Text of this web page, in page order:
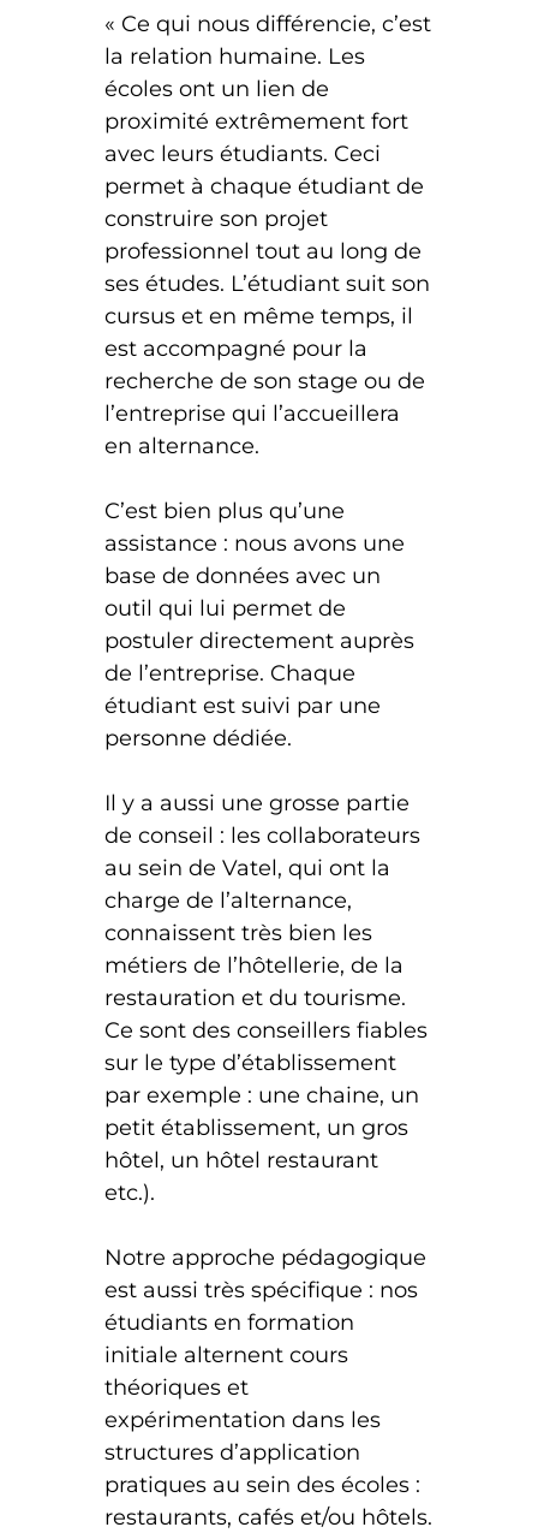
« Ce qui nous différencie, c’est
la relation humaine. Les
écoles ont un lien de
proximité extrêmement fort
avec leurs étudiants. Ceci
permet à chaque étudiant de
construire son projet
professionnel tout au long de
ses études. L’étudiant suit son
cursus et en même temps, il
est accompagné pour la
recherche de son stage ou de
l’entreprise qui l’accueillera
en alternance.
C’est bien plus qu’une
assistance : nous avons une
base de données avec un
outil qui lui permet de
postuler directement auprès
de l’entreprise. Chaque
étudiant est suivi par une
personne dédiée.
Il y a aussi une grosse partie
de conseil : les collaborateurs
au sein de Vatel, qui ont la
charge de l’alternance,
connaissent très bien les
métiers de l’hôtellerie, de la
restauration et du tourisme.
Ce sont des conseillers fiables
sur le type d’établissement
par exemple : une chaine, un
petit établissement, un gros
hôtel, un hôtel restaurant
etc.).
Notre approche pédagogique
est aussi très spécifique : nos
étudiants en formation
initiale alternent cours
théoriques et
expérimentation dans les
structures d’application
pratiques au sein des écoles :
restaurants, cafés et/ou hôtels.